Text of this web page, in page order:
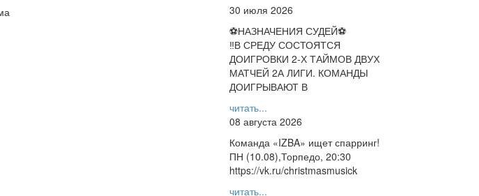
30 июля 2026
⚽НАЗНАЧЕНИЯ СУДЕЙ⚽
‼В СРЕДУ СОСТОЯТСЯ
ДОИГРОВКИ 2-Х ТАЙМОВ ДВУХ
МАТЧЕЙ 2А ЛИГИ. КОМАНДЫ
ДОИГРЫВАЮТ В
читать...
08 августа 2026
Команда «IZBA» ищет спарринг!
ПН (10.08),Торпедо, 20:30
https://vk.ru/christmasmusick
читать...